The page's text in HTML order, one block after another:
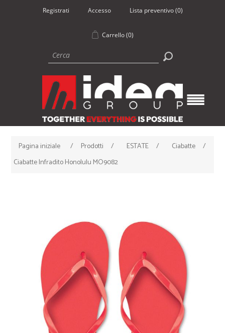
Registrati Accesso Lista preventivo (0)
Carrello (0)
Pagina iniziale / Prodotti / ESTATE / Ciabatte
/
Ciabatte Infradito Honolulu MO9082